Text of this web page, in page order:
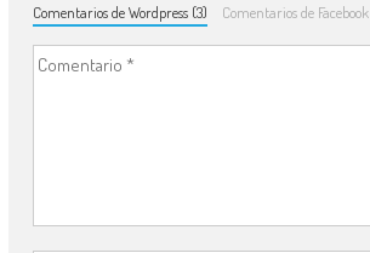
Comentarios de Wordpress (3) Comentarios de Facebook